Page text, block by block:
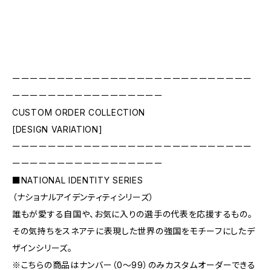
ーーーーーーーーーーーーーーーーーーーーーーーーーーー
ーーーーーーーーーーーーーーーーー
CUSTOM ORDER COLLECTION
[DESIGN VARIATION]
ーーーーーーーーーーーーーーーーーーーーーーーーーーー
ーーーーーーーーーーーーーーーーー
■NATIONAL IDENTITY SERIES
（ナショナルアイデンティティシリーズ）
誰もが愛する自国や、お気に入りの選手の代表を応援するもの。
その気持ちをスネアテに表現した世界の強国をモチーフにしたデ
ザインシリーズ。
※こちらの商品はナンバー（0〜99）のみカスタムオーダーできる